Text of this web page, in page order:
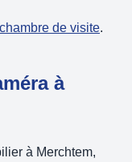
de visite.
à
à Merchtem,